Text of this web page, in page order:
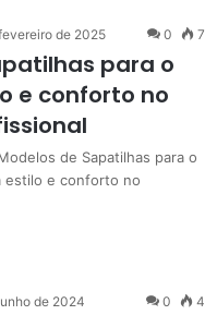
de 2025 0 7
para o
e conforto no
de Sapatilhas para o
estilo e conforto no
de 2024 0 4